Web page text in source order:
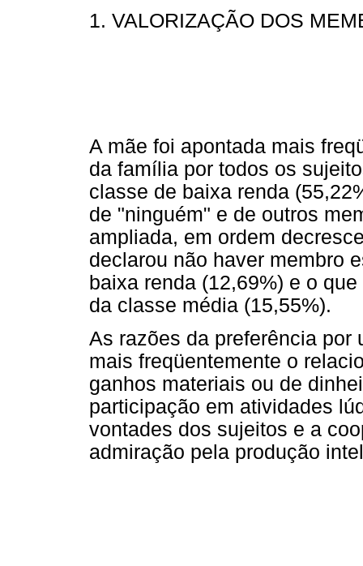
1. VALORIZAÇÃO DOS
A mãe foi apontada mais
da família por todos os
classe de baixa renda
de "ninguém" e de outros
ampliada, em ordem
declarou não haver membro
baixa renda (12,69%) e o
da classe média (15,55%).
As razões da preferência por
mais freqüentemente o
ganhos materiais ou de
participação em atividades
vontades dos sujeitos e a
admiração pela produção